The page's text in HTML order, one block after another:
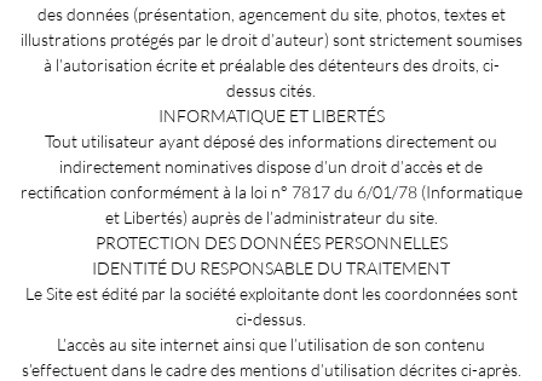
des données (présentation, agencement du site, photos, textes et
illustrations protégés par le droit d’auteur) sont strictement soumises
à l’autorisation écrite et préalable des détenteurs des droits, ci-
dessus cités.
INFORMATIQUE ET LIBERTÉS
Tout utilisateur ayant déposé des informations directement ou
indirectement nominatives dispose d’un droit d’accès et de
rectification conformément à la loi n° 7817 du 6/01/78 (Informatique
et Libertés) auprès de l’administrateur du site.
PROTECTION DES DONNÉES PERSONNELLES
IDENTITÉ DU RESPONSABLE DU TRAITEMENT
Le Site est édité par la société exploitante dont les coordonnées sont
ci-dessus.
L’accès au site internet ainsi que l’utilisation de son contenu
s’effectuent dans le cadre des mentions d’utilisation décrites ci-après.